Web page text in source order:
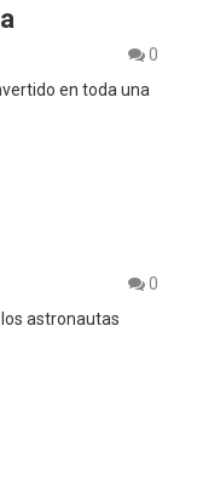
0
en toda una
0
astronautas